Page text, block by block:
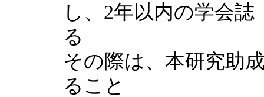
し、2年以内の学会
る
その際は、本研究助
ること